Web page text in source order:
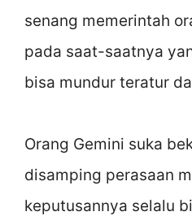
senang memerintah
pada saat-saatnya
bisa mundur teratur
Orang Gemini suka
disamping perasaan
keputusannya selalu